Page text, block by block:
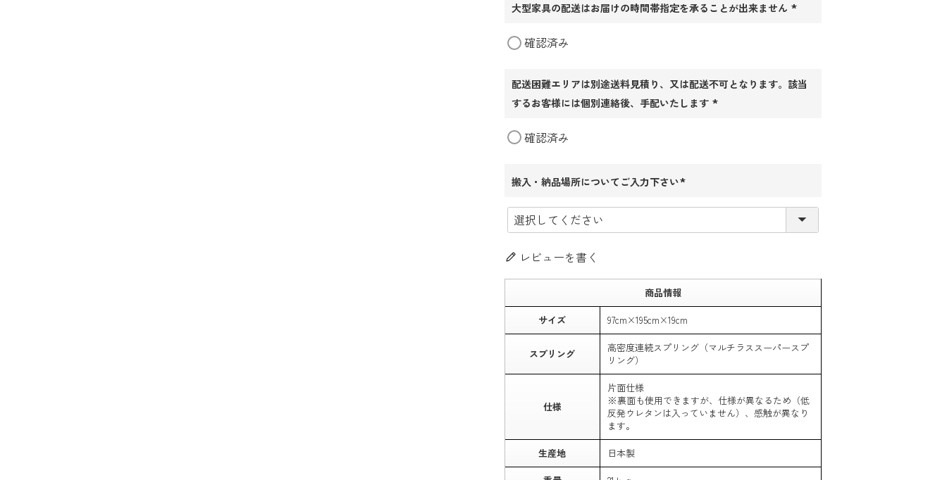
大型家具の配送はお届けの時間帯指定を承ることが出来ません
確認済み
配送困難エリアは別途送料見積り、又は配送不可となります。該当
するお客様には個別連絡後、手配いたします
確認済み
搬入・納品場所についてご入力下さい
レビューを書く
商品情報
サイズ 97cm×195cm×19cm
スプリング
高密度連続スプリング（マルチラススーパースプ
リング）
仕様
片面仕様
※裏面も使用できますが、仕様が異なるため（低
反発ウレタンは入っていません）、感触が異なり
ます。
生産地 日本製